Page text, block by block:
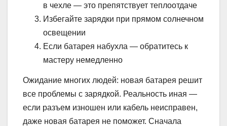
в чехле — это препятствует теплоотдаче
Избегайте зарядки при прямом солнечном
освещении
Если батарея набухла — обратитесь к
мастеру немедленно
Ожидание многих людей: новая батарея решит
все проблемы с зарядкой. Реальность иная —
если разъем изношен или кабель неисправен,
даже новая батарея не поможет. Сначала